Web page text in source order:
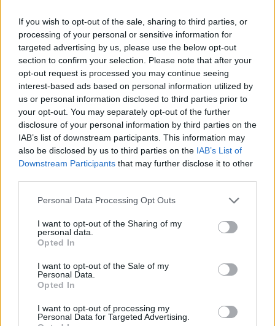
If you wish to opt-out of the sale, sharing to third parties, or
processing of your personal or sensitive information for
targeted advertising by us, please use the below opt-out
section to confirm your selection. Please note that after your
opt-out request is processed you may continue seeing
interest-based ads based on personal information utilized by
us or personal information disclosed to third parties prior to
your opt-out. You may separately opt-out of the further
disclosure of your personal information by third parties on the
IAB’s list of downstream participants. This information may
also be disclosed by us to third parties on the IAB’s List of
Downstream Participants that may further disclose it to other
Personal Data Processing Opt Outs
I want to opt-out of the Sharing of my
personal data.
Opted In
I want to opt-out of the Sale of my
Personal Data.
Opted In
I want to opt-out of processing my
Personal Data for Targeted Advertising.
programma di Radio 1 Forrest. A quel punto
Luca Telese lo ferma: "Così sembra
Auschwitz", con Bottura che allora spiega che
si riferisce ai giornalisti che alla
presentazione della ferrovia Roma-Pompei
sono stati costretti a restare a lungo sul
treno. "Siete un po' ridicoli quando
enfatizzate queste cose abbastanza
banali", afferma allora Giannii Alemanno, l'ex
sindaco di Roma anche lui ospite della
trasmissione.